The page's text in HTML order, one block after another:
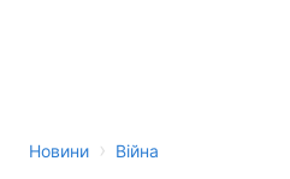
Новини › Війна